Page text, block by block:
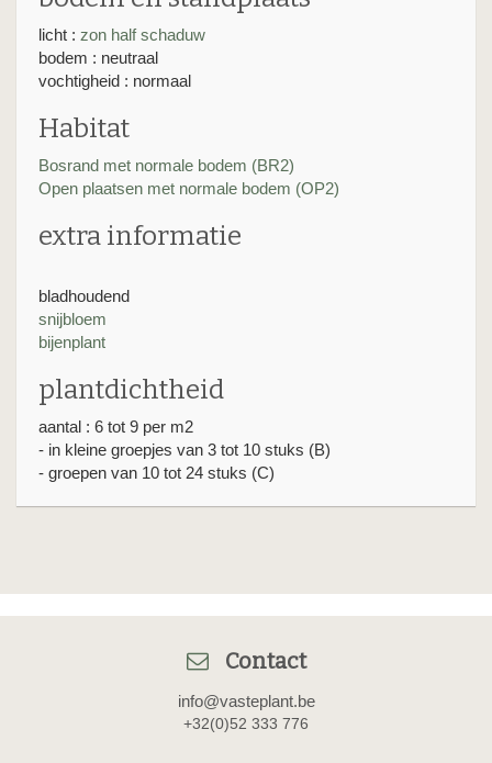
licht : zon half schaduw
bodem : neutraal
vochtigheid : normaal
Habitat
Bosrand met normale bodem (BR2)
Open plaatsen met normale bodem (OP2)
extra informatie
bladhoudend
snijbloem
bijenplant
plantdichtheid
aantal : 6 tot 9 per m2
- in kleine groepjes van 3 tot 10 stuks (B)
- groepen van 10 tot 24 stuks (C)
Contact
info@vasteplant.be
+32(0)52 333 776